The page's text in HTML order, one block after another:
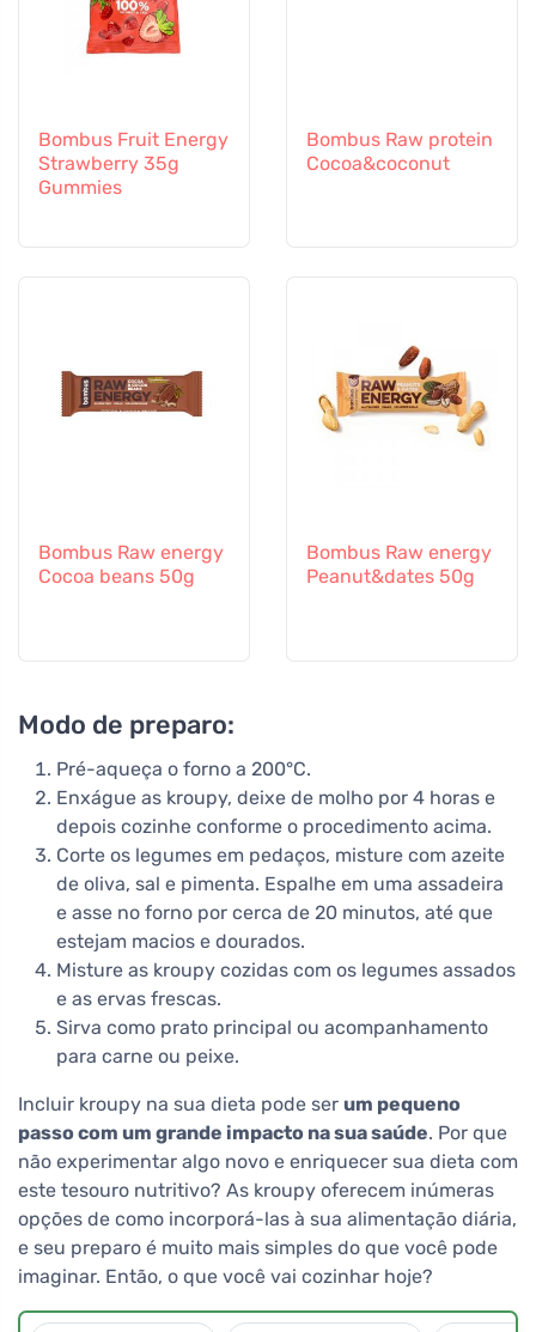
Bombus Fruit Energy
Strawberry 35g
Gummies
Bombus Raw protein
Cocoa&coconut
Bombus Raw energy
Cocoa beans 50g
Bombus Raw energy
Peanut&dates 50g
Modo de preparo:
Pré-aqueça o forno a 200°C.
Enxágue as kroupy, deixe de molho por 4 horas e
depois cozinhe conforme o procedimento acima.
Corte os legumes em pedaços, misture com azeite
de oliva, sal e pimenta. Espalhe em uma assadeira
e asse no forno por cerca de 20 minutos, até que
estejam macios e dourados.
Misture as kroupy cozidas com os legumes assados
e as ervas frescas.
Sirva como prato principal ou acompanhamento
para carne ou peixe.
Incluir kroupy na sua dieta pode ser um pequeno
passo com um grande impacto na sua saúde. Por que
não experimentar algo novo e enriquecer sua dieta com
este tesouro nutritivo? As kroupy oferecem inúmeras
opções de como incorporá-las à sua alimentação diária,
e seu preparo é muito mais simples do que você pode
imaginar. Então, o que você vai cozinhar hoje?